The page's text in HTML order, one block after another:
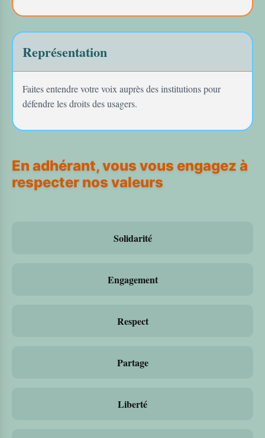
Représentation
Faites entendre votre voix auprès des institutions pour
défendre les droits des usagers.
En adhérant, vous vous engagez à
respecter nos valeurs
Solidarité
Engagement
Respect
Partage
Liberté